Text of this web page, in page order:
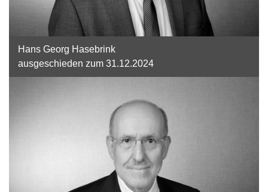
Hans Georg Hasebrink
ausgeschieden zum 31.12.2024